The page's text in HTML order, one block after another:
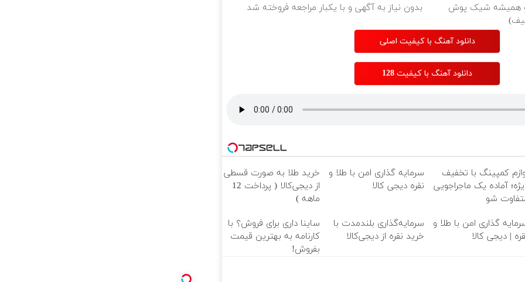
و همیشه شیک پوش بدون نیاز به آگهی و با یکبار مراجعه فروخته شد
دانلود آهنگ با کیفیت اصلی
دانلود آهنگ با کیفیت 128
کمپینگ با تخفیف
آماده یک ماجراجویی
شو
سرمایه گذاری امن با طلا و
نقره دیجی کالا
خرید طلا به صورت قسطی
از دیجی‌کالا ( پرداخت 12
ماهه )
گذاری امن با طلا و
| دیجی کالا
سرمایه‌گذاری بلندمدت با
خرید نقره از دیجی‌کالا
ساینا داری برای فروش؟ با
کارنامه به بهترین قیمت
بفروش!